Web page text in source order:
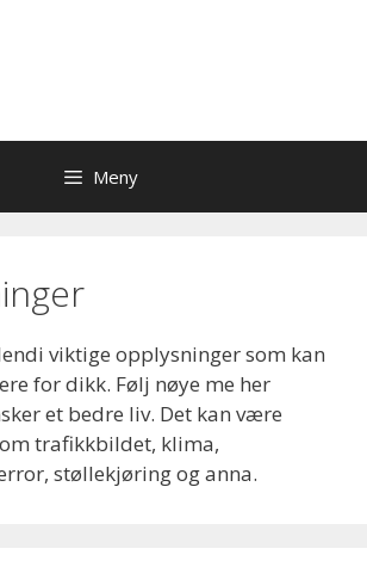
Meny
viktige opplysninger som kan
for dikk. Følj nøye me her
et bedre liv. Det kan være
trafikkbildet, klima,
støllekjøring og anna.